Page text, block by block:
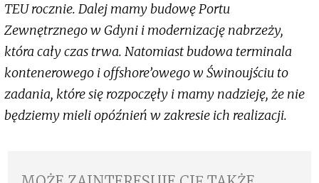
TEU rocznie. Dalej mamy budowę Portu
Zewnętrznego w Gdyni i modernizację nabrzeży,
która cały czas trwa. Natomiast budowa terminala
kontenerowego i offshore’owego w Świnoujściu to
zadania, które się rozpoczęły i mamy nadzieję, że nie
będziemy mieli opóźnień w zakresie ich realizacji.